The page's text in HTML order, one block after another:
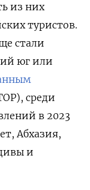
из них
туристов.
стали
юг или
среди
в 2023
Абхазия,
и